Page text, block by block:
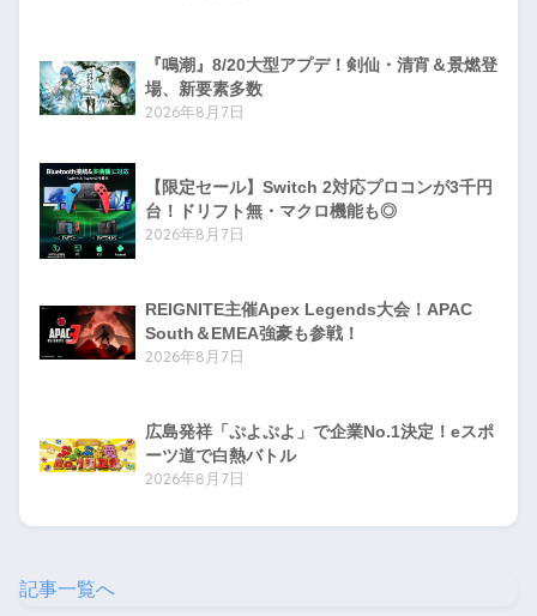
『鳴潮』8/20大型アプデ！剣仙・清宵＆景燃登
場、新要素多数
2026年8月7日
【限定セール】Switch 2対応プロコンが3千円
台！ドリフト無・マクロ機能も◎
2026年8月7日
REIGNITE主催Apex Legends大会！APAC
South＆EMEA強豪も参戦！
2026年8月7日
広島発祥「ぷよぷよ」で企業No.1決定！eスポ
ーツ道で白熱バトル
2026年8月7日
記事一覧へ